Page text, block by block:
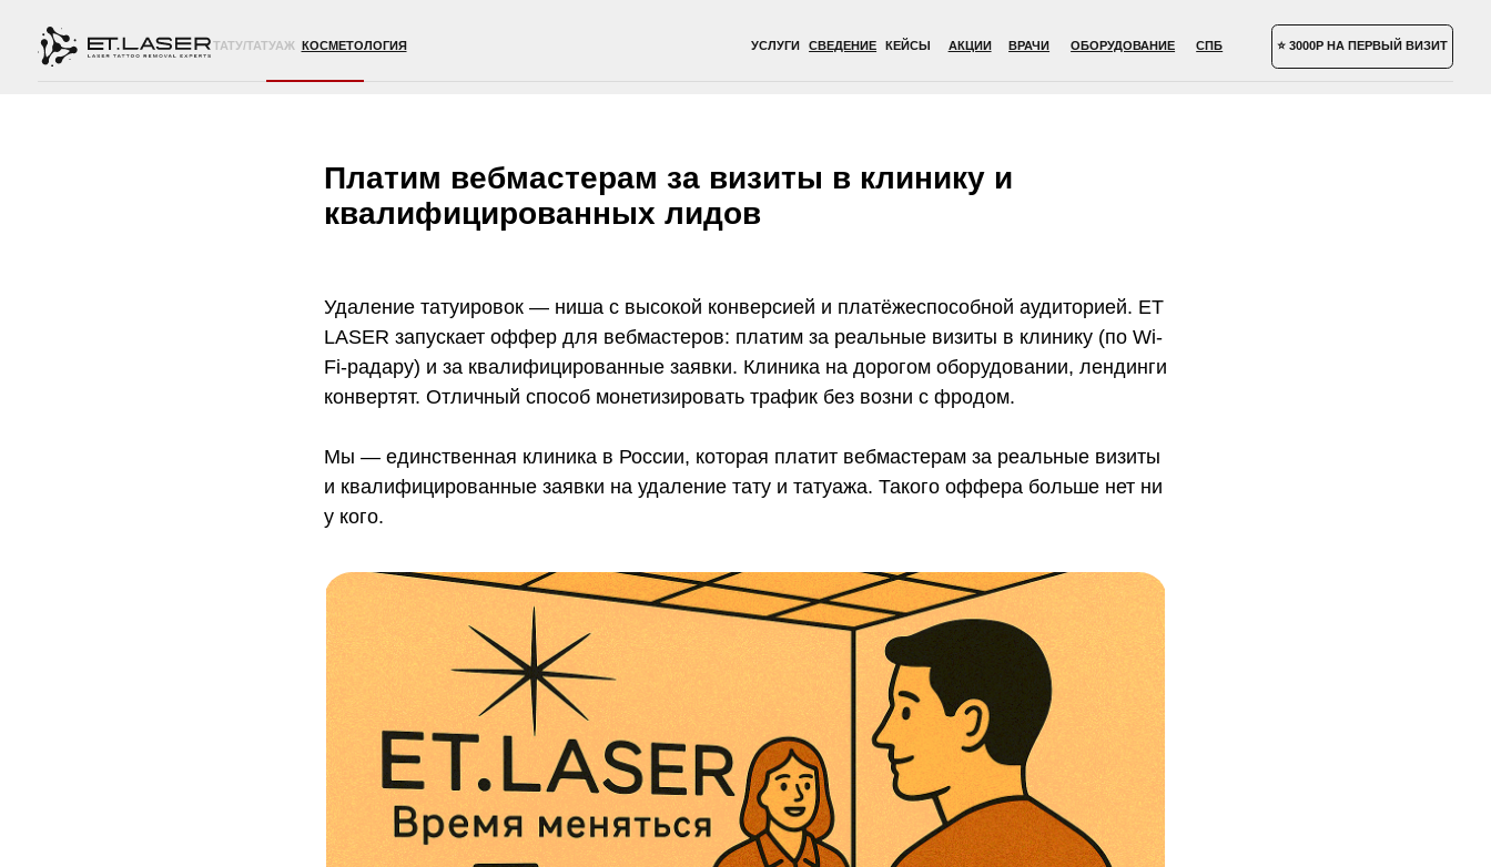
ТАТУ/ТАТУАЖ КОСМЕТОЛОГИЯ СВЕДЕНИЕ КЕЙСЫ АКЦИИ ВРАЧИ ОБОРУДОВАНИЕ СПБ ⭐ 3000Р НА ПЕРВЫЙ ВИЗИТ
Платим вебмастерам за визиты в клинику и
квалифицированных лидов
Удаление татуировок — ниша с высокой конверсией и платёжеспособной аудиторией. ET
LASER запускает оффер для вебмастеров: платим за реальные визиты в клинику (по Wi-
Fi-радару) и за квалифицированные заявки. Клиника на дорогом оборудовании, лендинги
конвертят. Отличный способ монетизировать трафик без возни с фродом.
Мы — единственная клиника в России, которая платит вебмастерам за реальные визиты
и квалифицированные заявки на удаление тату и татуажа. Такого оффера больше нет ни
у кого.